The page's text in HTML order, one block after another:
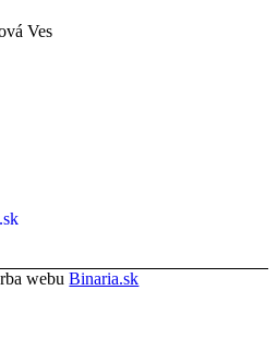
Ves
webuBinaria.sk